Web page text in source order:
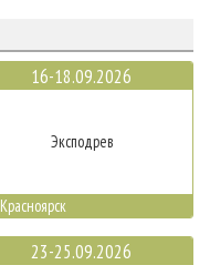
16-18.09.2026
Эксподрев
Красноярск
23-25.09.2026